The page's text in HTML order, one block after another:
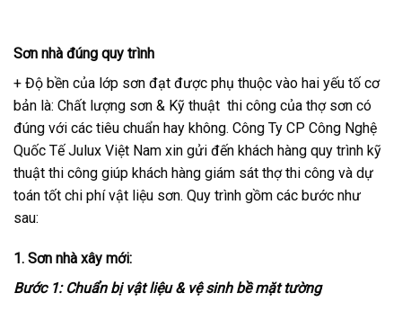
Sơn nhà đúng quy trình
+ Độ bền của lớp sơn đạt được phụ thuộc vào hai yếu tố cơ
bản là: Chất lượng sơn & Kỹ thuật thi công của thợ sơn có
đúng với các tiêu chuẩn hay không. Công Ty CP Công Nghệ
Quốc Tế Julux Việt Nam xin gửi đến khách hàng quy trình kỹ
thuật thi công giúp khách hàng giám sát thợ thi công và dự
toán tốt chi phí vật liệu sơn. Quy trình gồm các bước như
sau:
1. Sơn nhà xây mới:
Bước 1: Chuẩn bị vật liệu & vệ sinh bề mặt tường